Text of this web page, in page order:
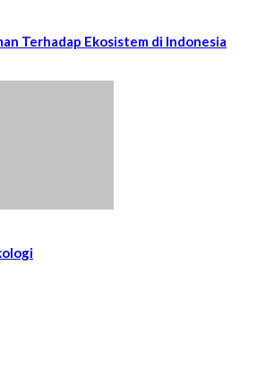
Terhadap Ekosistem di Indonesia